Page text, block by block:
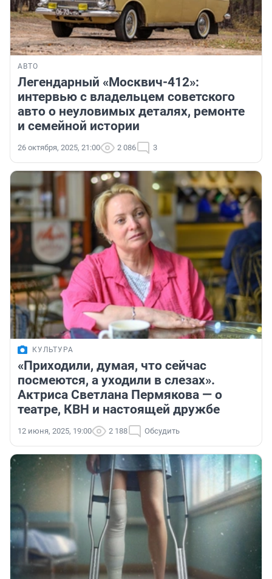
АВТО
Легендарный «Москвич-412»:
интервью с владельцем советского
авто о неуловимых деталях, ремонте
и семейной истории
26 октября, 2025, 21:00 2 086 3
КУЛЬТУРА
«Приходили, думая, что сейчас
посмеются, а уходили в слезах».
Актриса Светлана Пермякова — о
театре, КВН и настоящей дружбе
12 июня, 2025, 19:00 2 188 Обсудить